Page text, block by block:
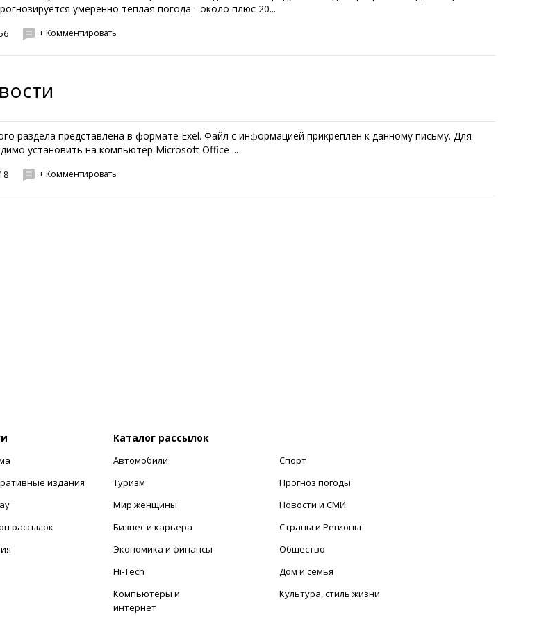
умеренно теплая погода - около плюс 20...
+ Комментировать
раздела представлена в формате Exel. Файл с информацией прикреплен к данному письму. Для
установить на компьютер Microsoft Office ...
+ Комментировать
издания
рассылок
Каталог рассылок
Автомобили
Туризм
Мир женщины
Бизнес и карьера
Экономика и финансы
Hi-Tech
Компьютеры и
интернет
Спорт
Прогноз погоды
Новости и СМИ
Страны и Регионы
Общество
Дом и семья
Культура, стиль жизни